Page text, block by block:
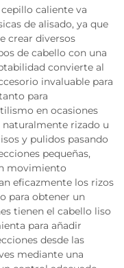
caliente va
de alisado, ya que
crear diversos
de cabello con una
convierte al
invaluable para
para
en ocasiones
naturalmente rizado u
y pulidos pasando
pequeñas,
movimiento
eficazmente los rizos
para obtener un
tienen el cabello liso
para añadir
desde las
mediante una